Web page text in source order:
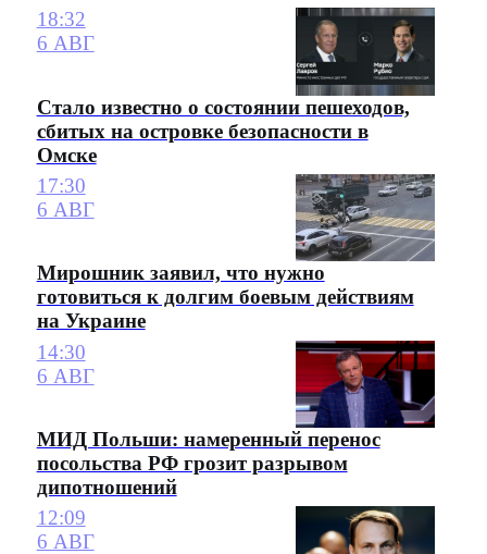
18:32
6 АВГ
Стало известно о состоянии пешеходов,
сбитых на островке безопасности в
Омске
17:30
6 АВГ
Мирошник заявил, что нужно
готовиться к долгим боевым действиям
на Украине
14:30
6 АВГ
МИД Польши: намеренный перенос
посольства РФ грозит разрывом
дипотношений
12:09
6 АВГ